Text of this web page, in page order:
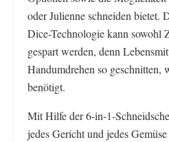
oder Julienne schneiden bietet.
Dice-Technologie kann sowohl
gespart werden, denn
Handumdrehen so geschnitten,
benötigt.
Mit Hilfe der 6-in-1-
jedes Gericht und jedes